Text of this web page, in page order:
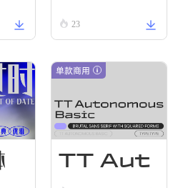
23
单款商用
TT Aut